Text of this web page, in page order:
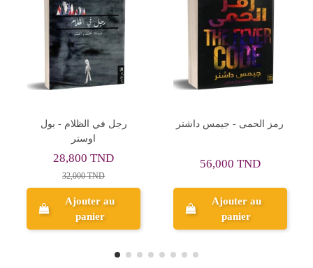
رمز الحمى - جيمس داشنر
56,000 TND
Ajouter au
panier
كرافال 1 - ستيفاني جاربر -
43,200 TND
Ajouter au
panier